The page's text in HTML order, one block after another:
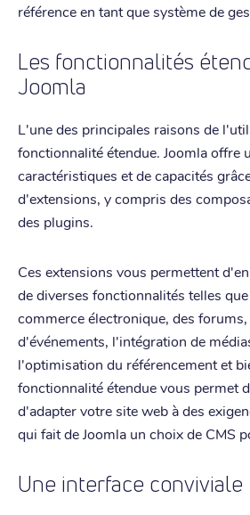
référence en tant que système de
Les fonctionnalités
Joomla
L'une des principales raisons de
fonctionnalité étendue. Joomla offre
caractéristiques et de capacités
d'extensions, y compris des
des plugins.
Ces extensions vous permettent
de diverses fonctionnalités telles
commerce électronique, des
d'événements, l'intégration de
l'optimisation du référencement et
fonctionnalité étendue vous permet
d'adapter votre site web à des
qui fait de Joomla un choix de CMS
Une interface conviviale